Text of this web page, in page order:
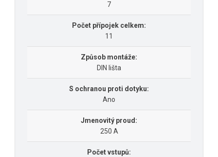
7
Počet přípojek celkem:
11
Způsob montáže:
DIN lišta
S ochranou proti dotyku:
Ano
Jmenovitý proud:
250 A
Počet vstupů: